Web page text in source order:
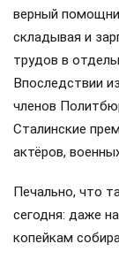
верный
складывая и
трудов в
Впоследствии
членов
Сталинские
актёров,
Печально, что
сегодня: даже
копейкам